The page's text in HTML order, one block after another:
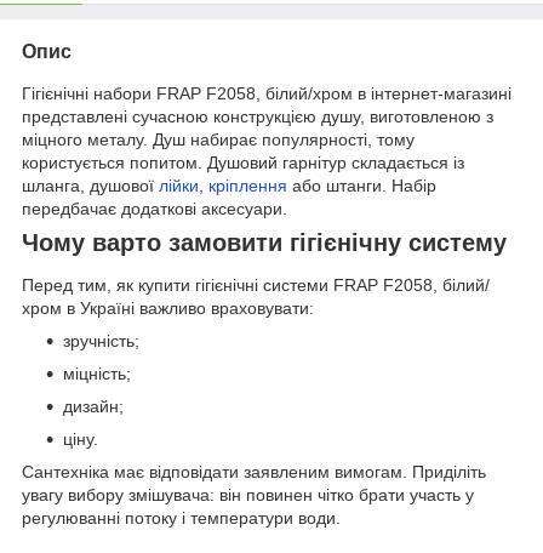
Опис
Гігієнічні набори FRAP F2058, білий/хром в інтернет-магазині
представлені сучасною конструкцією душу, виготовленою з
міцного металу. Душ набирає популярності, тому
користується попитом. Душовий гарнітур складається із
шланга, душової лійки кріплення або штанги. Набір
передбачає додаткові аксесуари.
Чому варто замовити гігієнічну систему
Перед тим, як купити гігієнічні системи FRAP F2058, білий/
хром в Україні важливо враховувати:
зручність;
міцність;
дизайн;
ціну.
Сантехніка має відповідати заявленим вимогам. Приділіть
увагу вибору змішувача: він повинен чітко брати участь у
регулюванні потоку і температури води.